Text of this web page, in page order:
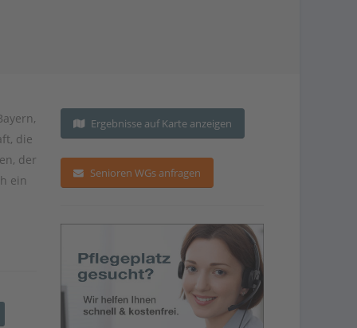
,
ft, die
en, der
ein
Ergebnisse auf Karte anzeigen
Senioren WGs anfragen